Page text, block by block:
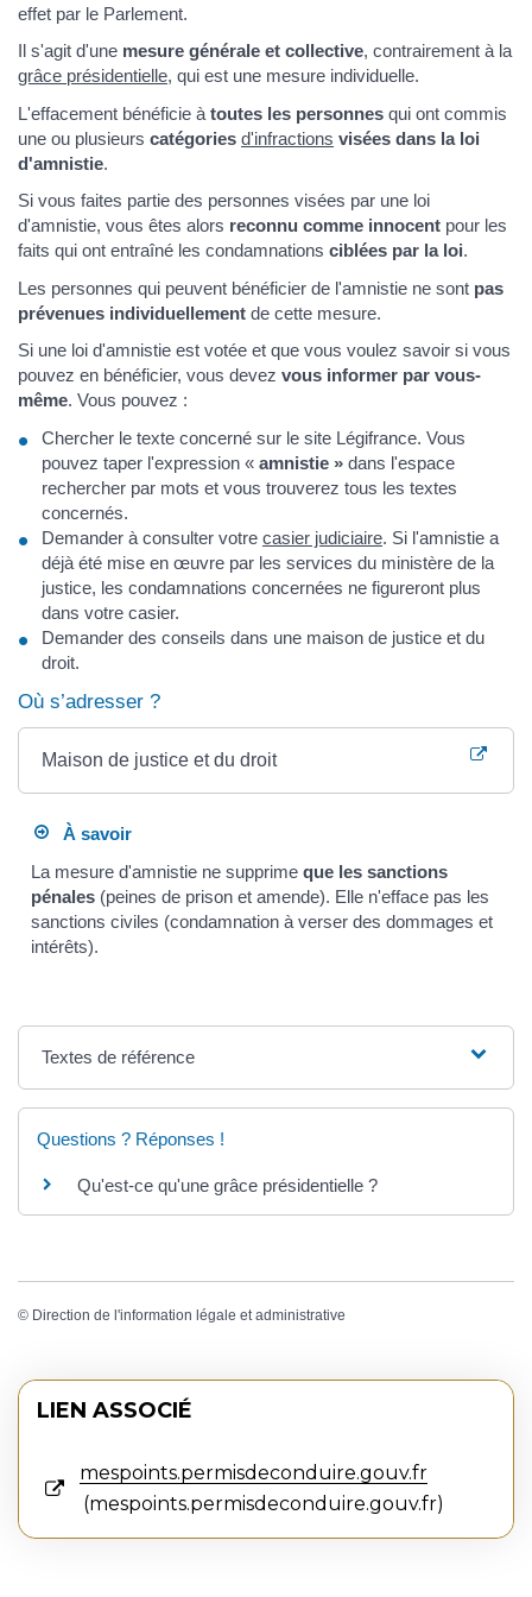
effet par le Parlement.
Il s'agit d'une mesure générale et collective, contrairement à la
grâce présidentielle, qui est une mesure individuelle.
L'effacement bénéficie à toutes les personnes qui ont commis
une ou plusieurs catégories d'infractions visées dans la loi
d'amnistie.
Si vous faites partie des personnes visées par une loi
d'amnistie, vous êtes alors reconnu comme innocent pour les
faits qui ont entraîné les condamnations ciblées par la loi.
Les personnes qui peuvent bénéficier de l'amnistie ne sont pas
prévenues individuellement de cette mesure.
Si une loi d'amnistie est votée et que vous voulez savoir si vous
pouvez en bénéficier, vous devez vous informer par vous-
même. Vous pouvez :
Chercher le texte concerné sur le site Légifrance. Vous
pouvez taper l'expression « amnistie » dans l'espace
rechercher par mots et vous trouverez tous les textes
concernés.
Demander à consulter votre casier judiciaire. Si l'amnistie a
déjà été mise en œuvre par les services du ministère de la
justice, les condamnations concernées ne figureront plus
dans votre casier.
Demander des conseils dans une maison de justice et du
droit.
Où s’adresser ?
Maison de justice et du droit
À savoir
La mesure d'amnistie ne supprimeque les sanctions
pénales (peines de prison et amende). Elle n'efface pas les
sanctions civiles (condamnation à verser des dommages et
intérêts).
Textes de référence
Questions ? Réponses !
Qu'est-ce qu'une grâce présidentielle ?
© Direction de l'information légale et administrative
LIEN ASSOCIÉ
mespoints.permisdeconduire.gouv.fr
mespoints.permisdeconduire.gouv.fr